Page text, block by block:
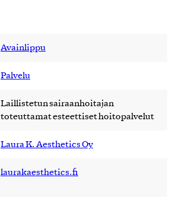
Avainlippu
Palvelu
Laillistetun sairaanhoitajan
toteuttamat esteettiset hoitopalvelut
Laura K. Aesthetics Oy
laurakaesthetics.fi